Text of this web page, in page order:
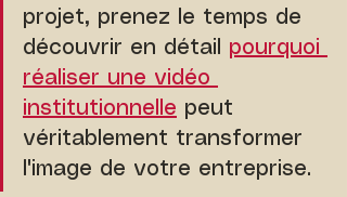
projet, prenez le temps de
découvrir en détail pourquoi
réaliser une vidéo
institutionnelle peut
véritablement transformer
l'image de votre entreprise.